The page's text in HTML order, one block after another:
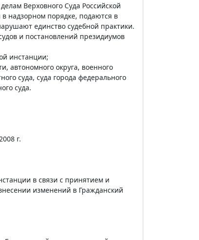
Верховного Суда Российской
надзорном порядке, подаются в
единство судебной практики.
и постановлений президиумов
инстанции;
автономного округа, военного
суда, суда города федерального
суда.
г.
в связи с принятием и
изменений в Гражданский